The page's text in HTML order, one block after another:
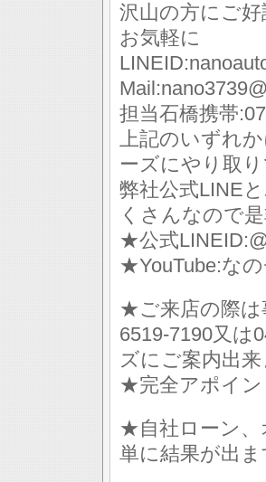
沢山の方にご
お気軽に
担当石橋携帯
上記のいずれ
ーズにやり取
弊社公式LINE
くさんなので
★公式
★YouTube:な
★ご来店の際は
6519-7190又は
ズにご案内出
★完全アポイ
★自社ローン、
単に結果が出